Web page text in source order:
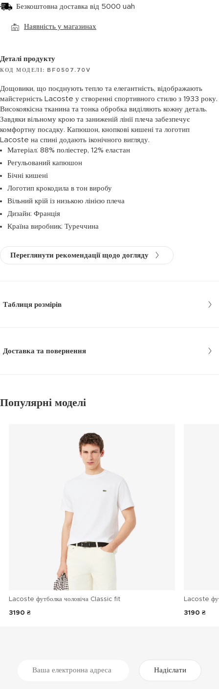
Безкоштовна доставка від 5000 uah
Наявність у магазинах
Деталі продукту
КОД МОДЕЛІ: BF0507.70V
Дощовики, що поєднують тепло та елегантність, відображають
майстерність Lacoste у створенні спортивного стилю з 1933 року.
Високоякісна тканина та тонка обробка виділяють кожну деталь.
Завдяки вільному крою та заниженій лінії плеча забезпечує
комфортну посадку. Капюшон, кнопкові кишені та логотип
Lacoste на спині додають іконічного вигляду.
Матеріал: 88% поліестер, 12% еластан
Регульований капюшон
Бічні кишені
Логотип крокодила в тон виробу
Вільний крій із низькою лінією плеча
Дизайн: Франція
Країна виробник: Туреччина
Переглянути рекомендації щодо догляду
Таблиця розмірів
Доставка та повернення
Популярні моделі
Lacoste футболка чоловіча Classic fit
3190 ₴
Lacoste
3190 ₴
Надіслати